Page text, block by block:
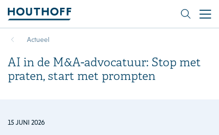
Actueel
AI in de M&A-advocatuur: Stop met
praten, start met prompten
15 JUNI 2026